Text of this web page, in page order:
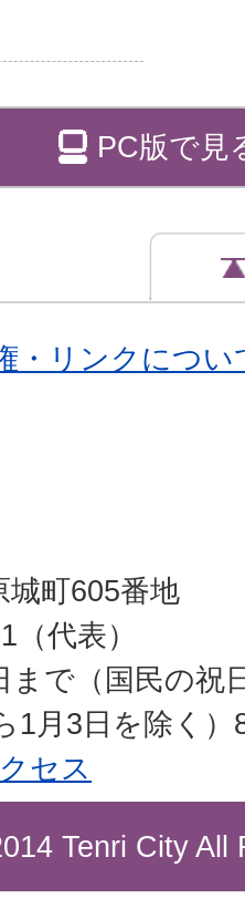
PC版で見
・リンクについ
城町605番地
代表）
まで（国民の祝
1月3日を除く
セス
Tenri City All